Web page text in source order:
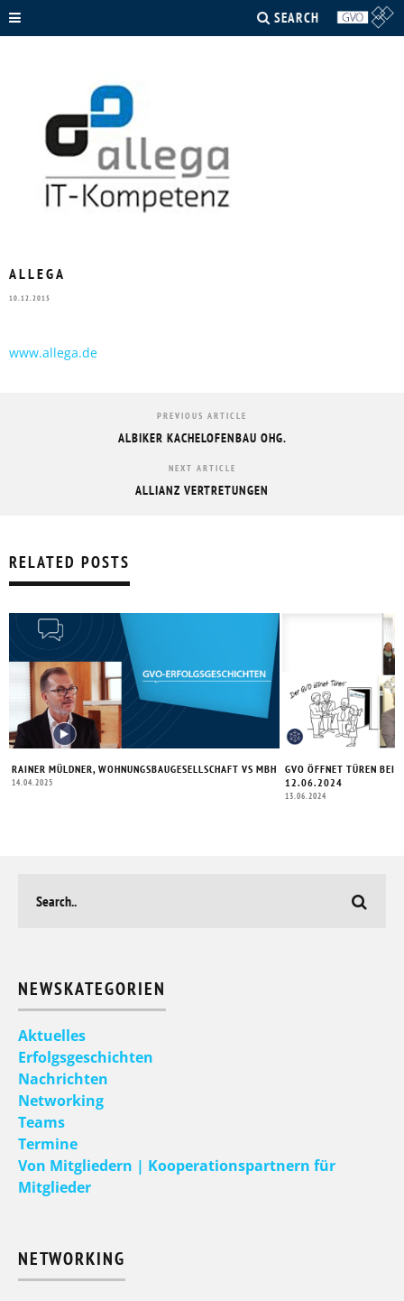
SEARCH
ALLEGA
10.12.2015
www.allega.de
PREVIOUS ARTICLE
ALBIKER KACHELOFENBAU OHG.
NEXT ARTICLE
ALLIANZ VERTRETUNGEN
RELATED POSTS
RAINER MÜLDNER, WOHNUNGSBAUGESELLSCHAFT VS MBH
14.04.2025
GVO ÖFFNET TÜREN
12.06.2024
13.06.2024
NEWSKATEGORIEN
Aktuelles
Erfolgsgeschichten
Nachrichten
Networking
Teams
Termine
Von Mitgliedern | Kooperationspartnern für
Mitglieder
NETWORKING